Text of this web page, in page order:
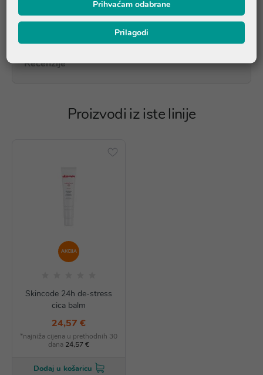
Pitanja i odgovori
Recenzije
Proizvodi iz iste linije
AKCIJA
Skincode 24h de-stress
cica balm
24,57 €
*najniža cijena u prethodnih 30
dana 24,57 €
Dodaj u košaricu
Prihvaćam odabrane
Prilagodi